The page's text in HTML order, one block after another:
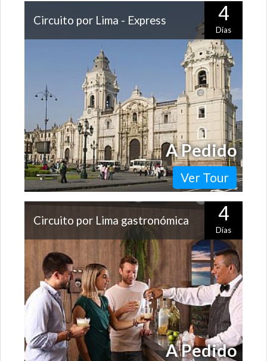
Circuito por Lima - Express 4
Días
Con su historia, sus hermosos barrios y su exquisita
gastronomía, Lima sorprende a todos sus visitantes.
Descubre por qué la capital…
Ver Tour
A Pedido
Circuito por Lima gastronómica 4
Días
Lima es la capital gastronómica de Latinoamérica y, por
eso, merece una visita enfocada en sus exquisitos
sabores. ¡Probarás clásicos…
A Pedido